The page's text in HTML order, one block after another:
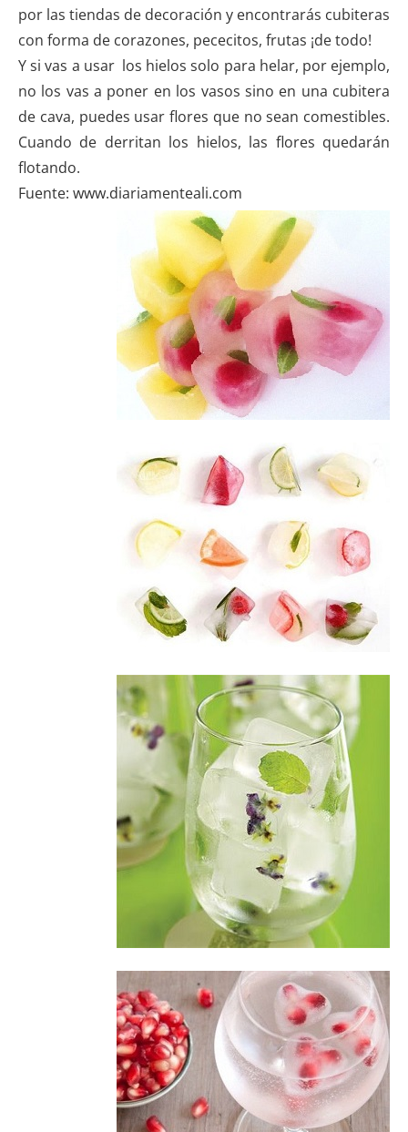
por las tiendas de decoración y encontrarás cubiteras
con forma de corazones, pececitos, frutas ¡de todo!
Y si vas a usar los hielos solo para helar, por ejemplo,
no los vas a poner en los vasos sino en una cubitera
de cava, puedes usar flores que no sean comestibles.
Cuando de derritan los hielos, las flores quedarán
flotando.
Fuente: www.diariamenteali.com